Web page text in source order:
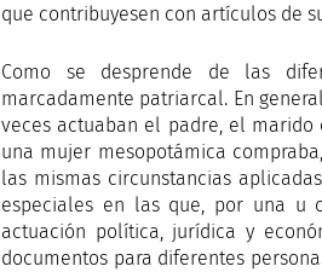
que contribuyesen con artículos de
Como se desprende de las
marcadamente patriarcal. En
veces actuaban el padre, el
una mujer mesopotámica
las mismas circunstancias
especiales en las que, por una u
actuación política, jurídica y
documentos para diferentes